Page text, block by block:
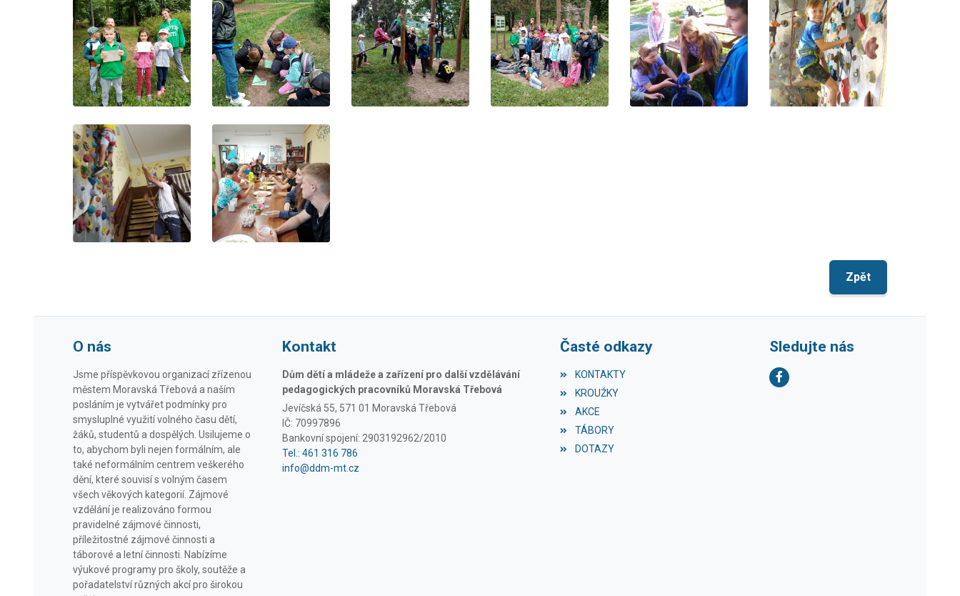
Zpět
O nás
Jsme příspěvkovou organizací zřízenou
městem Moravská Třebová a naším
posláním je vytvářet podmínky pro
smysluplné využití volného času dětí,
žáků, studentů a dospělých. Usilujeme o
to, abychom byli nejen formálním, ale
také neformálním centrem veškerého
dění, které souvisí s volným časem
všech věkových kategorií. Zájmové
vzdělání je realizováno formou
pravidelné zájmové činnosti,
příležitostné zájmové činnosti a
táborové a letní činnosti. Nabízíme
výukové programy pro školy, soutěže a
pořadatelství různých akcí pro širokou
Kontakt
Dům dětí a mládeže a zařízení pro další vzdělávání
pedagogických pracovníků Moravská Třebová
Jevíčská 55, 571 01 Moravská Třebová
IČ: 70997896
Bankovní spojení: 2903192962/2010
Tel.: 461 316 786
info@ddm-mt.cz
Časté odkazy
KONTAKTY
KROUŽKY
AKCE
TÁBORY
DOTAZY
Sledujte nás